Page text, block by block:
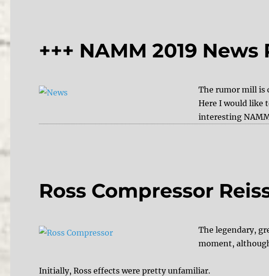
+++ NAMM 2019 News
The rumor mill is
Here I would like
interesting
Ross Compressor
The legendary,
moment,
Initially, Ross effects were pretty unfamiliar.